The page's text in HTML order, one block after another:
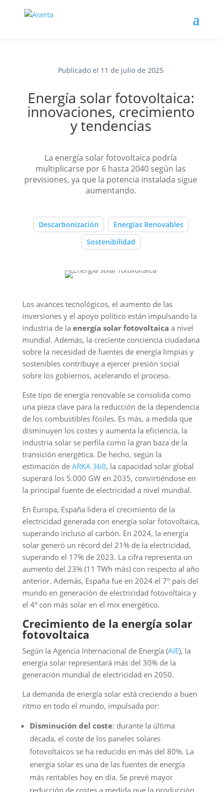
Publicado el 11 de julio de 2025
Energía solar fotovoltaica:
innovaciones, crecimiento
y tendencias
La energía solar fotovoltaica podría
multiplicarse por 6 hasta 2040 según las
previsiones, ya que la potencia instalada sigue
aumentando.
Descarbonización
Energías Renovables
Sostenibilidad
Los avances tecnológicos, el aumento de las
inversiones y el apoyo político están impulsando la
industria de la energía solar fotovoltaica a nivel
mundial. Además, la creciente conciencia ciudadana
sobre la necesidad de fuentes de energía limpias y
sostenibles contribuye a ejercer presión social
sobre los gobiernos, acelerando el proceso.
Este tipo de energía renovable se consolida como
una pieza clave para la reducción de la dependencia
de los combustibles fósiles. Es más, a medida que
disminuyen los costes y aumenta la eficiencia, la
industria solar se perfila como la gran baza de la
transición energética. De hecho, según la
estimación de ARKA 360, la capacidad solar global
superará los 5.000 GW en 2035, convirtiéndose en
la principal fuente de electricidad a nivel mundial.
En Europa, España lidera el crecimiento de la
electricidad generada con energía solar fotovoltaica,
superando incluso al carbón. En 2024, la energía
solar generó un récord del 21% de la electricidad,
superando el 17% de 2023. La cifra representa un
aumento del 23% (11 TWh más) con respecto al año
anterior. Además, España fue en 2024 el 7º país del
mundo en generación de electricidad fotovoltaica y
el 4ª con más solar en el mix energético.
Crecimiento de la energía solar
fotovoltaica
​​Según la Agencia Internacional de Energía (AIE), la
energía solar representará más del 30% de la
generación mundial de electricidad en 2050.
La demanda de energía solar está creciendo a buen
ritmo en todo el mundo, impulsada por:
Disminución del coste: durante la última
década, el coste de los paneles solares
fotovoltaicos se ha reducido en más del 80%. La
energía solar es una de las fuentes de energía
más rentables hoy en día. Se prevé mayor
reducción de costes a medida que la producción